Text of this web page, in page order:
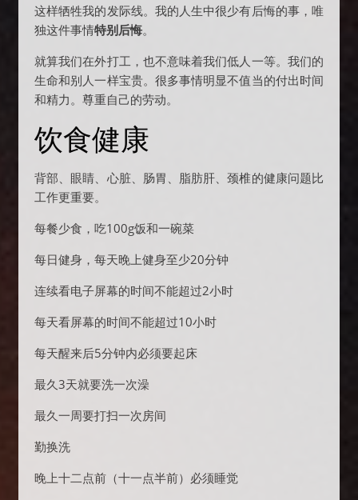
这样牺牲我的发际线。我的人生中很少有后悔的事，唯
独这件事情特别后悔。
就算我们在外打工，也不意味着我们低人一等。我们的
生命和别人一样宝贵。很多事情明显不值当的付出时间
和精力。尊重自己的劳动。
饮食健康
背部、眼睛、心脏、肠胃、脂肪肝、颈椎的健康问题比
工作更重要。
每餐少食，吃100g饭和一碗菜
每日健身，每天晚上健身至少20分钟
连续看电子屏幕的时间不能超过2小时
每天看屏幕的时间不能超过10小时
每天醒来后5分钟内必须要起床
最久3天就要洗一次澡
最久一周要打扫一次房间
勤换洗
晚上十二点前（十一点半前）必须睡觉